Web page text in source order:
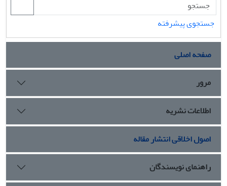
جستجوی پیشرفته
صفحه اصلی
مرور
اطلاعات نشریه
اصول اخلاقی انتشار مقاله
راهنمای نویسندگان